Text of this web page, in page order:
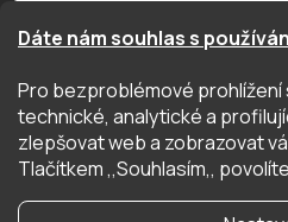
Dáte nám souhlas s
Pro bezproblémové prohlížení
technické, analytické a
zlepšovat web a zobrazovat
Tlačítkem ,,Souhlasím,,
Odesláním potvrzuji, že jsem se
ochrany osobních údajů. Úplné
PŘIHLÁSIT SE